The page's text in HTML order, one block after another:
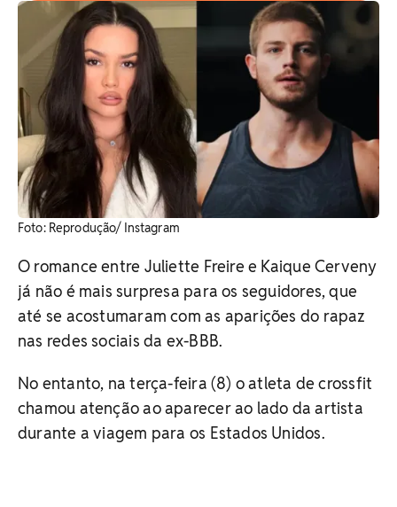
Foto: Reprodução/ Instagram
O romance entre Juliette Freire e Kaique Cerveny
já não é mais surpresa para os seguidores, que
até se acostumaram com as aparições do rapaz
nas redes sociais da ex-BBB.
No entanto, na terça-feira (8) o atleta de crossfit
chamou atenção ao aparecer ao lado da artista
durante a viagem para os Estados Unidos.